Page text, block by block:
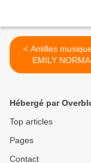
< Antilles musiques avec
EMILY
J'attends son
Hébergé par
Top articles
Pages
Contact